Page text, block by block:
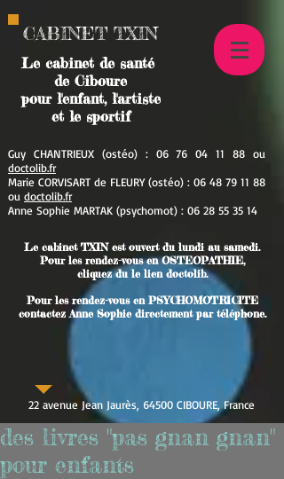
CABINET TXIN
Le cabinet de santé
de Ciboure
pour l'enfant, l'artiste
et le sportif
Guy CHANTRIEUX (ostéo) : 06 76 04 11 88 ou
doctolib.fr
Marie CORVISART de FLEURY (ostéo) : 06 48 79 11 88
ou doctolib.fr
Anne Sophie MARTAK (psychomot) : 06 28 55 35 14
Le cabinet TXIN est ouvert du lundi au samedi.
Pour les rendez-vous en OSTEOPATHIE,
cliquez du le lien doctolib.
Pour les rendez-vous en PSYCHOMOTRICITE
contactez Anne Sophie directement par téléphone.
22 avenue Jean Jaurès, 64500 CIBOURE, France
des livres "pas gnan gnan"
pour enfants